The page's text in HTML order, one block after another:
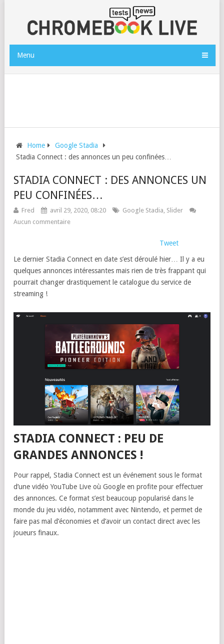
Menu
Home
Google Stadia
Stadia Connect : des annonces un peu confinées…
STADIA CONNECT : DES ANNONCES UN
PEU CONFINÉES…
Fred avril 29, 2020, 08:20 Google Stadia, Slider
Aucun commentaire
Tweet
Le dernier Stadia Connect en date s’est déroulé hier… Il y a eu
quelques annonces intéressantes mais rien de très frappant qui
pourrait changer drastiquement le catalogue du service de
streaming !
STADIA CONNECT : PEU DE
GRANDES ANNONCES !
Pour rappel, Stadia Connect est un événement sous le format
d’une vidéo YouTube Live où Google en profite pour effectuer
des annonces. Ce format s’est beaucoup popularisé dans le
monde du jeu vidéo, notamment avec Nintendo, et permet de
faire pas mal d’économies et d’avoir un contact direct avec les
joueurs finaux.